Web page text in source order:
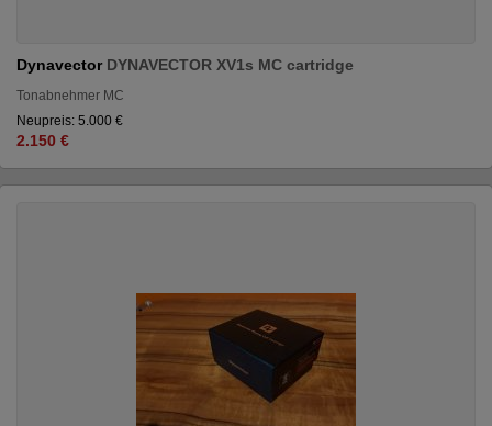
Dynavector DYNAVECTOR XV1s MC cartridge
Tonabnehmer MC
Neupreis: 5.000 €
2.150 €